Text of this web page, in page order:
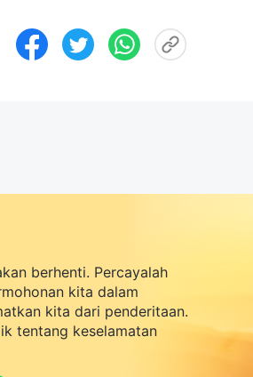
berhenti. Percayalah
kita dalam
kita dari penderitaan.
tentang keselamatan